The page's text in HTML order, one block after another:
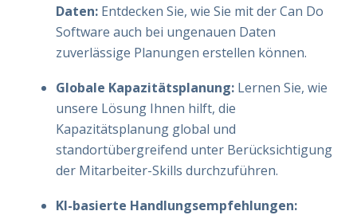
Daten: Entdecken Sie, wie Sie mit der Can Do
Software auch bei ungenauen Daten
zuverlässige Planungen erstellen können.
Globale Kapazitätsplanung: Lernen Sie, wie
unsere Lösung Ihnen hilft, die
Kapazitätsplanung global und
standortübergreifend unter Berücksichtigung
der Mitarbeiter-Skills durchzuführen.
KI-basierte Handlungsempfehlungen: